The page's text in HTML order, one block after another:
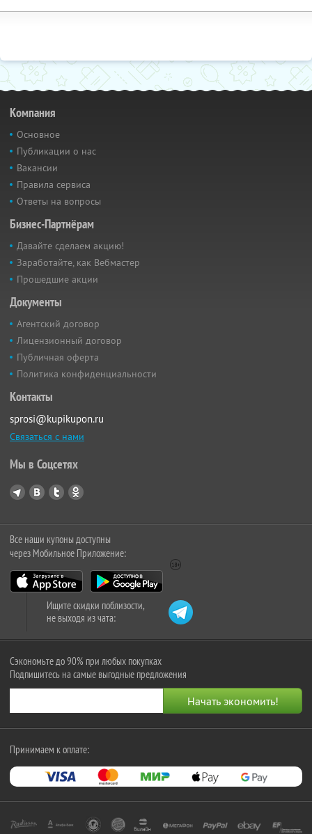
Компания
Основное
Публикации о нас
Вакансии
Правила сервиса
Ответы на вопросы
Бизнес-Партнёрам
Давайте сделаем акцию!
Заработайте, как Вебмастер
Прошедшие акции
Документы
Агентский договор
Лицензионный договор
Публичная оферта
Политика конфиденциальности
Контакты
sprosi@kupikupon.ru
Связаться с нами
Мы в Соцсетях
Все наши купоны доступны
через Мобильное Приложение:
Ищите скидки поблизости,
не выходя из чата:
Сэкономьте до 90% при любых покупках
Подпишитесь на самые выгодные предложения
Принимаем к оплате: